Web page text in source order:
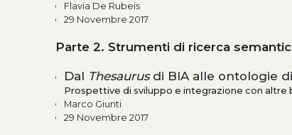
Flavia De Rubeis
29 Novembre 2017
Parte 2. Strumenti di ricerca
Dal Thesaurusdi BIA alle ontologie
Prospettive di sviluppo e integrazione con altre
Marco Giunti
29 Novembre 2017